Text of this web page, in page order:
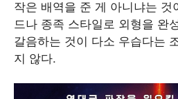
작은 배역을 준 게 아니냐는
드나 종족 스타일로 외형을 완
갈음하는 것이 다소 우습다는
지 않다.